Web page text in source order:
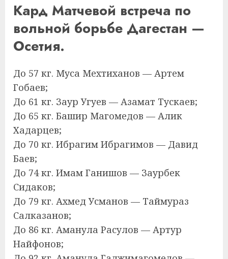
Кард Матчевой встреча по
вольной борьбе Дагестан —
Осетия.
До 57 кг. Муса Мехтиханов — Артем
Гобаев;
До 61 кг. Заур Угуев — Азамат Тускаев;
До 65 кг. Башир Магомедов — Алик
Хадарцев;
До 70 кг. Ибрагим Ибрагимов — Давид
Баев;
До 74 кг. Имам Ганишов — Заурбек
Сидаков;
До 79 кг. Ахмед Усманов — Таймураз
Салказанов;
До 86 кг. Аманула Расулов — Артур
Найфонов;